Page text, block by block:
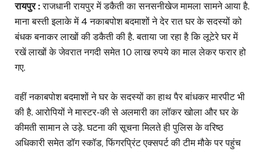
रायपुर :राजधानी रायपुर में डकैती का सनसनीखेज मामला सामने आया है.
माना बस्ती इलाके में 4 नकाबपोश बदमाशों ने देर रात घर के सदस्यों को
बंधक बनाकर लाखों की डकैती की है. बताया जा रहा है कि लूटेरे घर में
रखें लाखों के जेवरात नगदी समेत 10 लाख रुपये का माल लेकर फरार हो
गए.
वहीं नकाबपोश बदमाशों ने घर के सदस्यों का हाथ पैर बांधकर मारपीट भी
की है. आरोपियों ने मास्टर-की से अलमारी का लॉकर खोला और घर के
कीमती सामान ले उड़े. घटना की सूचना मिलते ही पुलिस के वरिष्ठ
अधिकारी समेत डॉग स्कॉड, फिंगरप्रिंट एक्सपर्ट की टीम मौके पर पहुंच